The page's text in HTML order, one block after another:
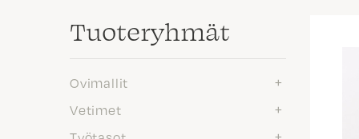
Tuote­ryhmät
Ovimallit
Vetimet